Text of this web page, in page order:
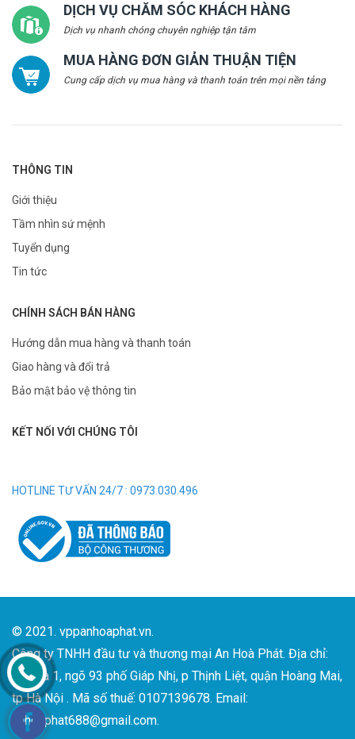
DỊCH VỤ CHĂM SÓC KHÁCH HÀNG
Dịch vụ nhanh chóng chuyên nghiệp tận tâm
MUA HÀNG ĐƠN GIẢN THUẬN TIỆN
Cung cấp dịch vụ mua hàng và thanh toán trên mọi nền tảng
THÔNG TIN
Giới thiệu
Tầm nhìn sứ mệnh
Tuyển dụng
Tin tức
CHÍNH SÁCH BÁN HÀNG
Hướng dẫn mua hàng và thanh toán
Giao hàng và đổi trả
Bảo mật bảo vệ thông tin
KẾT NỐI VỚI CHÚNG TÔI
HOTLINE TƯ VẤN 24/7 : 0973.030.496
© 2021. vppanhoaphat.vn.
Công ty TNHH đầu tư và thương mại An Hoà Phát. Địa chỉ:
Số nhà 1, ngõ 93 phố Giáp Nhị, p Thịnh Liệt, quận Hoàng Mai,
tp Hà Nội . Mã số thuế: 0107139678. Email:
anhoaphat688@gmail.com.